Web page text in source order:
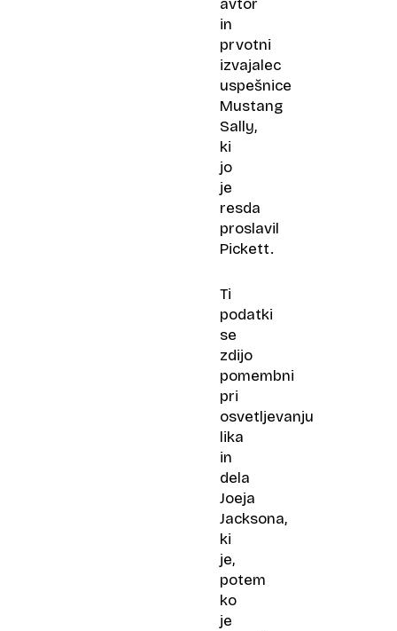
avtor
in
prvotni
izvajalec
uspešnice
Mustang
Sally,
ki
jo
je
resda
proslavil
Pickett.
Ti
podatki
se
zdijo
pomembni
pri
osvetljevanju
lika
in
dela
Joeja
Jacksona,
ki
je,
potem
ko
je